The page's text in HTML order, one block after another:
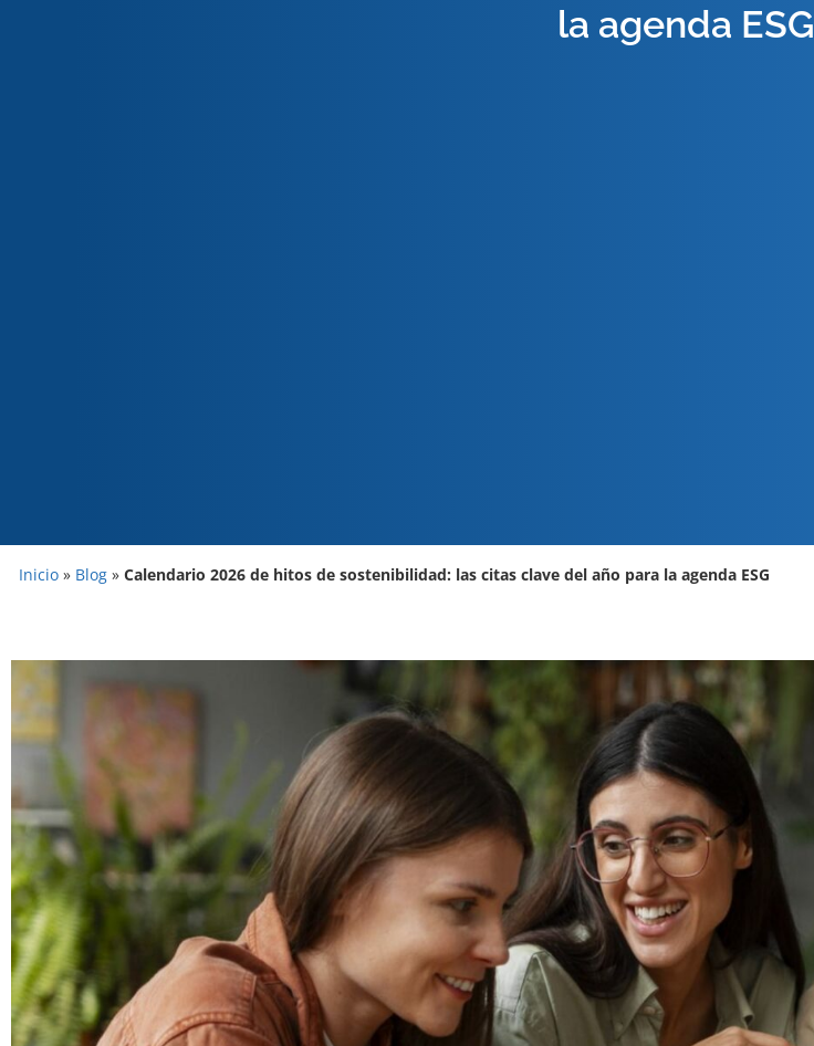
la agenda ESG
Inicio » Blog » Calendario 2026 de hitos de sostenibilidad: las citas clave del año para la agenda ESG